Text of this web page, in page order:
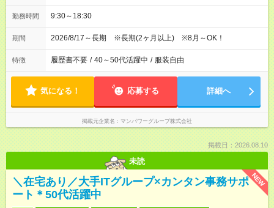
勤務時間 9:30～18:30
期間 2026/8/17～長期 ※長期(2ヶ月以上) ※8月～OK！
特徴 履歴書不要 / 40～50代活躍中 / 服装自由
気になる！ 応募する 詳細へ
掲載元企業名 マンパワーグループ株式会社
掲載日：2026.08.10
未読
NEW
＼在宅あり／大手ITグループ×カンタン事務サポ
ート＊50代活躍中